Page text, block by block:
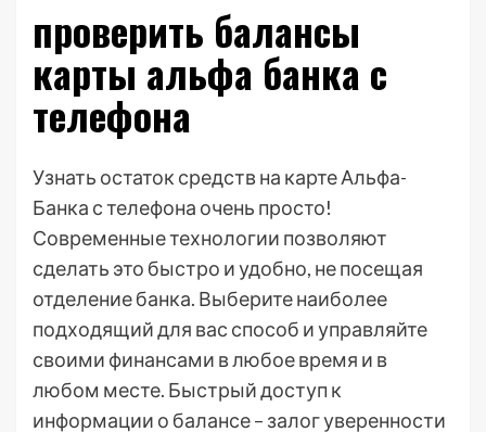
проверить балансы
карты альфа банка с
телефона
Узнать остаток средств на карте Альфа-
Банка с телефона очень просто!
Современные технологии позволяют
сделать это быстро и удобно, не посещая
отделение банка. Выберите наиболее
подходящий для вас способ и управляйте
своими финансами в любое время и в
любом месте. Быстрый доступ к
информации о балансе – залог уверенности